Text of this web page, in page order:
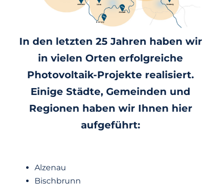
In den letzten 25 Jahren haben wir
in vielen Orten erfolgreiche
Photovoltaik-Projekte realisiert.
Einige Städte, Gemeinden und
Regionen haben wir Ihnen hier
aufgeführt:
Alzenau
Bischbrunn